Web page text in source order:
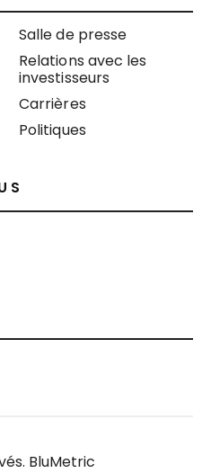
Salle de presse
Relations avec les
investisseurs
Carrières
Politiques
BluMetric